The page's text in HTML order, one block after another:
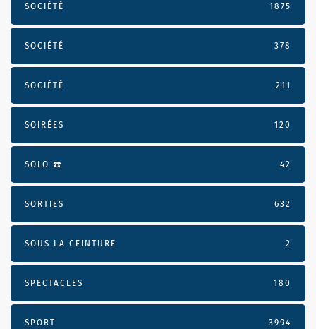
SOCIÉTÉ 1875
SOCIÉTÉ 378
SOCIÉTÉ 211
SOIRÉES 120
SOLO ☎️ 42
SORTIES 632
SOUS LA CEINTURE 2
SPECTACLES 180
SPORT 3994